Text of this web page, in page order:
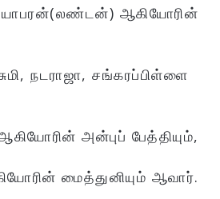
ஆகியோரின்
நடராஜா, சங்கரப்பிள்ளை
அன்புப் பேத்தியும்,
மைத்துனியும் ஆவார்.